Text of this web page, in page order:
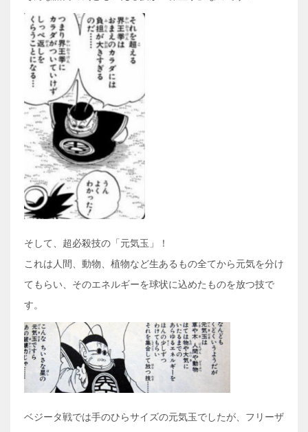
そして、超必殺技の「元気玉」！
これは人間、動物、植物など生あるもの全てから元気を分け
てもらい、そのエネルギーを球状に込めたものを放つ技で
す。
ベジータ戦では手のひらサイズの元気玉でしたが、フリーザ